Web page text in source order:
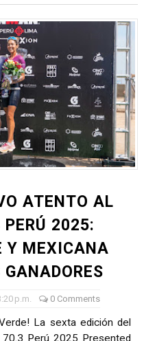
ATENTO AL
PERÚ 2025:
Y MEXICANA
GANADORES
p.m. 0 Comments
La sexta edición del
70.3 Perú 2025 Presented